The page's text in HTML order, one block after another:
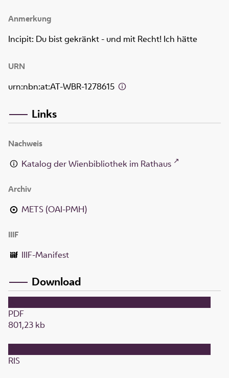
Anmerkung
Incipit: Du bist gekränkt - und mit Recht! Ich hätte
URN
urn:nbn:at:AT-WBR-1278615
Links
Nachweis
Katalog der Wienbibliothek im Rathaus
Archiv
METS (OAI-PMH)
IIIF
IIIF-Manifest
Download
PDF
801,23 kb
RIS